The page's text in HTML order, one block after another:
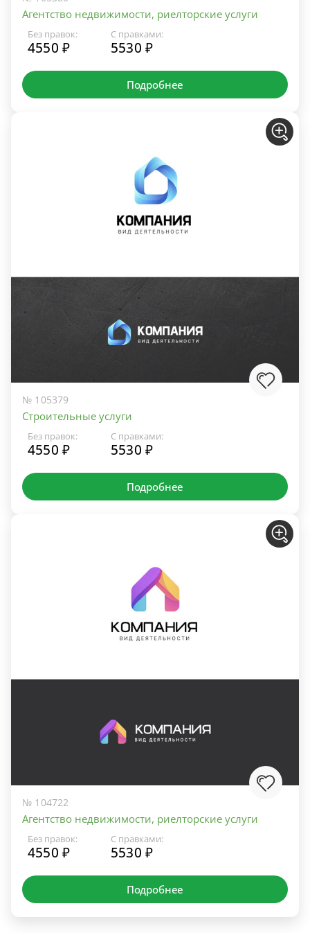
Агентство недвижимости, риелторские услуги
Без правок:
4550 ₽
С правками:
5530 ₽
Подробнее
№ 105379
Строительные услуги
Без правок:
4550 ₽
С правками:
5530 ₽
Подробнее
№ 104722
Агентство недвижимости, риелторские услуги
Без правок:
4550 ₽
С правками:
5530 ₽
Подробнее